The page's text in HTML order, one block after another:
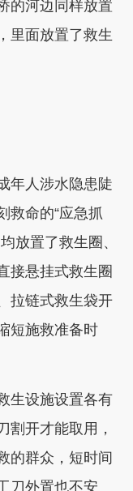
的河边同样放置
里面放置了救生
人涉水隐患陡
救命的“应急抓
放置了救生圈、
接悬挂式救生圈
拉链式救生袋开
短施救准备时
设施设置各有
割开才能取用，
的群众，短时间
刀外置也不安